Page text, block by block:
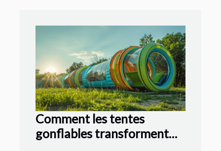
Comment les tentes
gonflables transforment